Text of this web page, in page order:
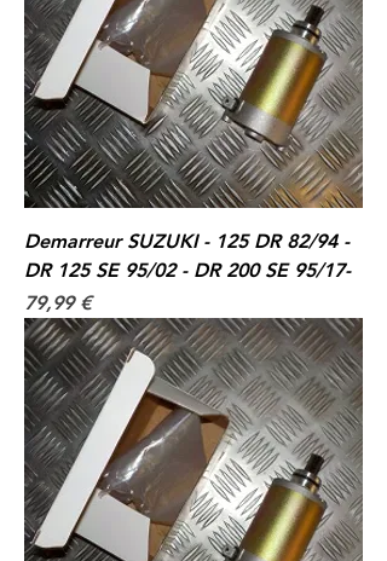
Demarreur SUZUKI - 125 DR 82/94 -
DR 125 SE 95/02 - DR 200 SE 95/17-
Prix
79,99 €